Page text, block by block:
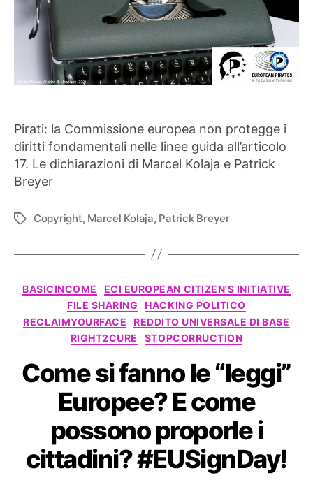
Pirati: la Commissione europea non protegge i
diritti fondamentali nelle linee guida all’articolo
17. Le dichiarazioni di Marcel Kolaja e Patrick
Breyer
Tag Copyright, Marcel Kolaja, Patrick Breyer
Categorie
BASICINCOME
ECI EUROPEAN CITIZEN'S INITIATIVE
FILE SHARING
HACKING POLITICO
RECLAIMYOURFACE
REDDITO UNIVERSALE DI BASE
RIGHT2CURE
STOPCORRUCTION
Come si fanno le “leggi”
Europee? E come
possono proporle i
cittadini? #EUSignDay!